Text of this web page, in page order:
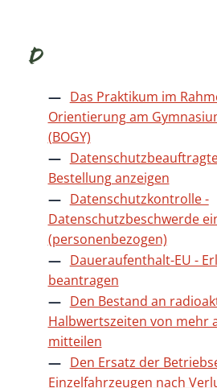
D
Das Praktikum im
Orientierung am
(BOGY)
Bestellung anzeigen
Datenschutzkontrolle -
Datenschutzbeschwerde
(personenbezogen)
Daueraufenthalt-EU -
beantragen
Den Bestand an
Halbwertszeiten von mehr
mitteilen
Den Ersatz der
Einzelfahrzeugen nach